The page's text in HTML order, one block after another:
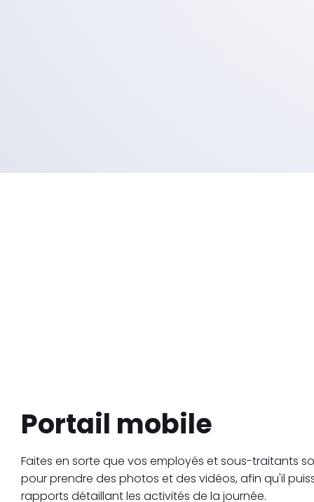
Portail mobile
Faites en sorte que vos employés et sous-traitants
pour prendre des photos et des vidéos, afin qu'il
rapports détaillant les activités de la journée.